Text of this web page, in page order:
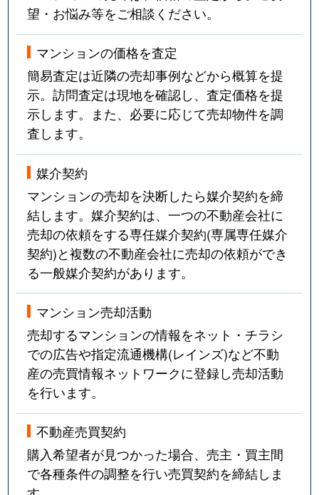
望・お悩み等をご相談ください。
マンションの価格を査定
簡易査定は近隣の売却事例などから概算を提
示。訪問査定は現地を確認し、査定価格を提
示します。また、必要に応じて売却物件を調
査します。
媒介契約
マンションの売却を決断したら媒介契約を締
結します。媒介契約は、一つの不動産会社に
売却の依頼をする専任媒介契約(専属専任媒介
契約)と複数の不動産会社に売却の依頼ができ
る一般媒介契約があります。
マンション売却活動
売却するマンションの情報をネット・チラシ
での広告や指定流通機構(レインズ)など不動
産の売買情報ネットワークに登録し売却活動
を行います。
不動産売買契約
購入希望者が見つかった場合、売主・買主間
で各種条件の調整を行い売買契約を締結しま